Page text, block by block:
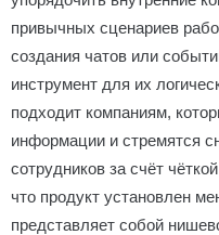
привычных сценариев
создания чатов или
инструмент для их
подходит компаниям,
информации и стремятся
сотрудников за счёт
что продукт установлен
представляет собой